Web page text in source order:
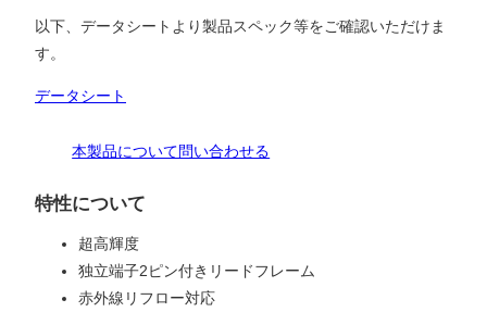
以下、データシートより製品スペック等をご確認いただけま
す。
データシート
本製品について問い合わせる
特性について
超高輝度
独立端子2ピン付きリードフレーム
赤外線リフロー対応